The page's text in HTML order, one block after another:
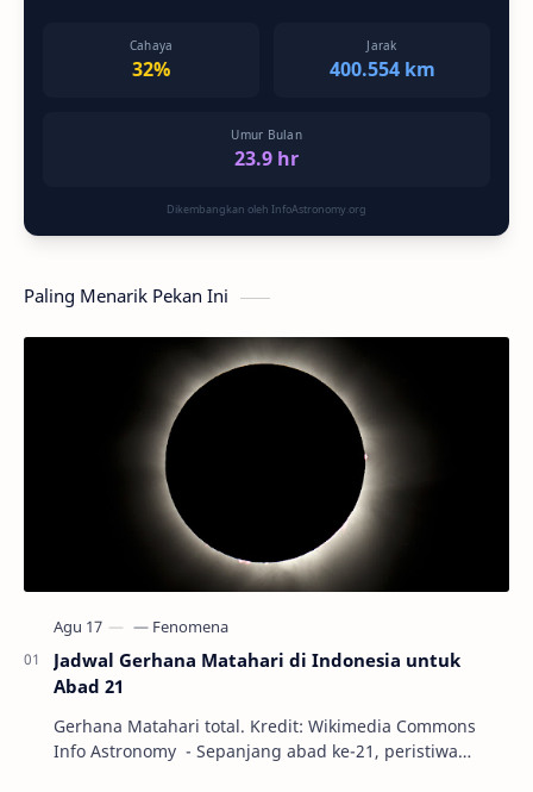
Cahaya
32%
Jarak
400.554 km
Umur Bulan
23.9 hr
Dikembangkan oleh InfoAstronomy.org
Paling Menarik Pekan Ini
Jadwal Gerhana Matahari di Indonesia untuk
Abad 21
Gerhana Matahari total. Kredit: Wikimedia Commons
Info Astronomy - Sepanjang abad ke-21, peristiwa